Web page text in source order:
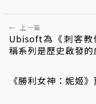
← 上一篇
Ubisoft為《刺客教
稱系列是歷史啟發的
《勝利女神：妮姬